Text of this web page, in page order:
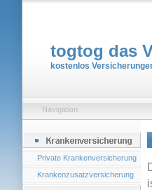
togtog das
kostenlos
Navigation
Private Krankenversicherung
Krankenzusatzversicherung